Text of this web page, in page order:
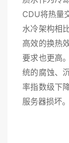
CDU将热量
水冷架构相
高效的换热
要求也更高
统的腐蚀、
率指数级下
服务器损坏。